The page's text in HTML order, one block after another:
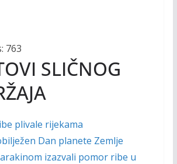
763
SLIČNOG
plivale rijekama
Dan planete Zemlje
izazvali pomor ribe u